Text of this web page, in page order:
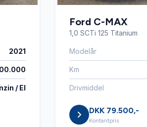
2021
/ El
Ford C-MAX
1,0 SCTi 125 Titanium
Modelår
Km
Drivmiddel
DKK 79.500,-
Kontantpris